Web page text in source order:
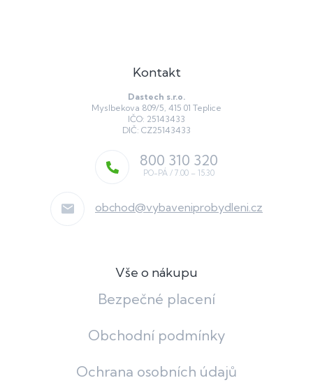
Kontakt
Dastech s.r.o.
Myslbekova 809/5, 415 01 Teplice
IČO: 25143433
DIČ: CZ25143433
obchod@vybaveniprobydleni.cz
800 310 320
Vše o nákupu
Bezpečné placení
Obchodní podmínky
Ochrana osobních údajů